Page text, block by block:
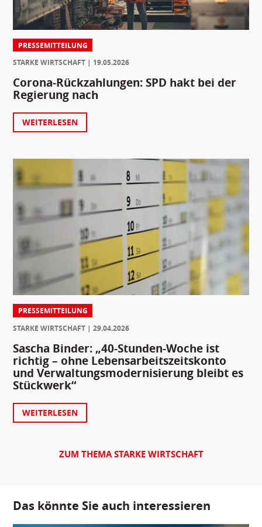
PRESSEMITTEILUNG
STARKE WIRTSCHAFT
19.05.2026
Corona-Rückzahlungen: SPD hakt bei der
Regierung nach
WEITERLESEN
PRESSEMITTEILUNG
STARKE WIRTSCHAFT
29.04.2026
Sascha Binder: „40-Stunden-Woche ist
richtig – ohne Lebensarbeitszeitskonto
und Verwaltungsmodernisierung bleibt es
Stückwerk“
WEITERLESEN
ZUM THEMA STARKE WIRTSCHAFT
Das könnte Sie auch interessieren